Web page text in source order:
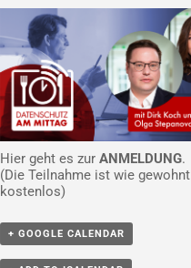
Hier geht es zur ANMELDUNG.
(Die Teilnahme ist wie gewohnt
kostenlos)
+ GOOGLE CALENDAR